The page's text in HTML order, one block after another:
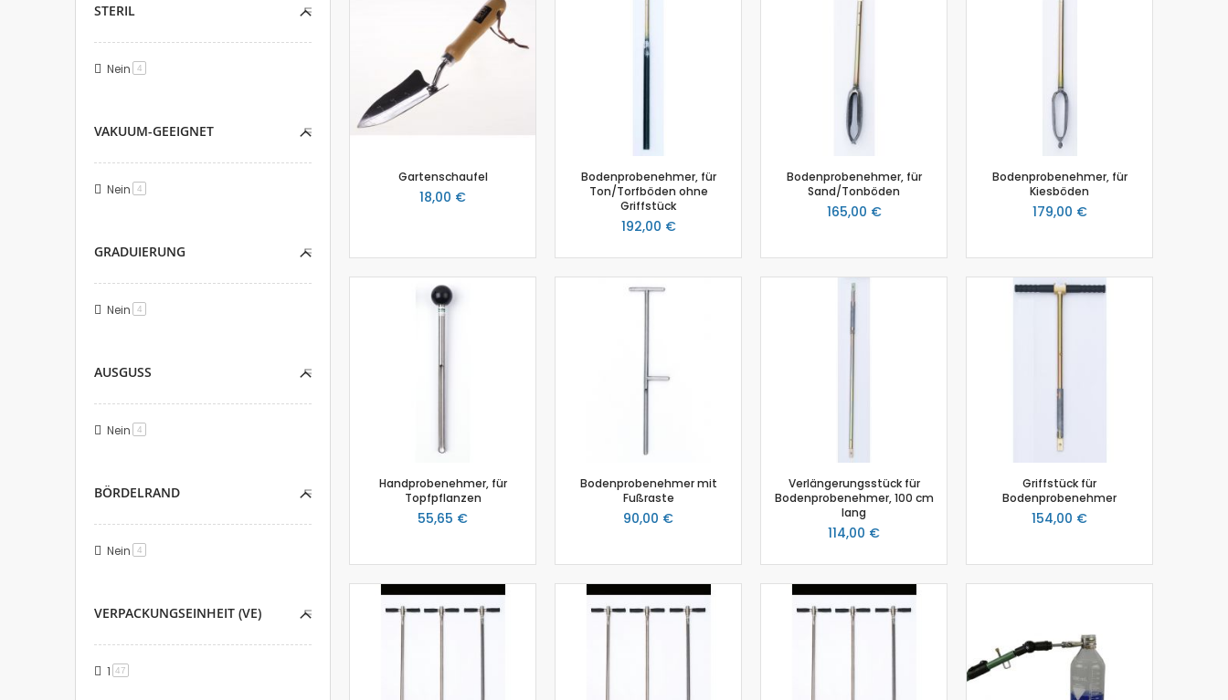
Absolutdrucksensor
NiCr-Ni-Adapter
Puls-Sensor
Temperatur-Box
Druckschalter
Gasdrucksensor
Go!Link (GO -LINK)
Chemie
Kolorimeter
NiCr-Ni-Adapter
pH-Sensor
pH - Elektrodenverstärker
Schmelzstation
Schmelzpunktbestimmung
Gartenschaufel
18,00 €
Bodenprobenehmer, für
Ton/Torfböden ohne
Griffstück
192,00 €
Bodenprobenehmer, für
Sand/Tonböden
165,00 €
Bodenprobenehmer, für
Kiesböden
179,00 €
Handprobenehmer, für
Topfpflanzen
55,65 €
Bodenprobenehmer mit
Fußraste
90,00 €
Verlängerungsstück für
Bodenprobenehmer, 100 cm
lang
114,00 €
Griffstück für
Bodenprobenehmer
154,00 €
STERIL
Nein 4
VAKUUM-GEEIGNET
Nein 4
GRADUIERUNG
Nein 4
AUSGUSS
Nein 4
BÖRDELRAND
Nein 4
VERPACKUNGSEINHEIT (VE)
1 47